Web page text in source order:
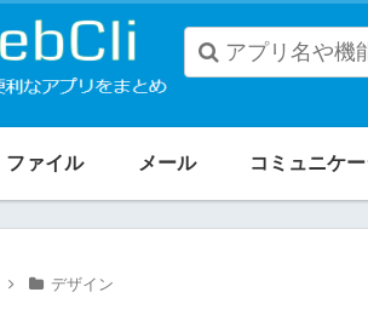
autocomplete
results
ファイル メール コミュニケ
デザイン